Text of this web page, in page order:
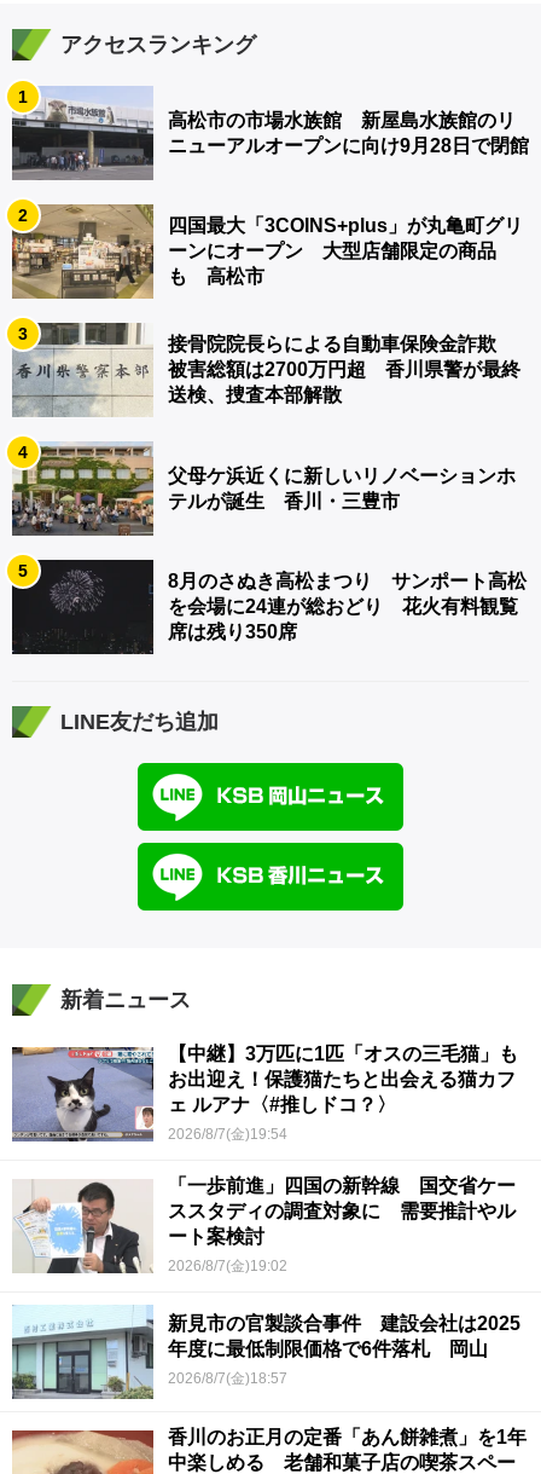
アクセスランキング
1
高松市の市場水族館 新屋島水族館のリ
ニューアルオープンに向け9月28日で閉館
2
四国最大「3COINS+plus」が丸亀町グリ
ーンにオープン 大型店舗限定の商品
も 高松市
3
接骨院院長らによる自動車保険金詐欺
被害総額は2700万円超 香川県警が最終
送検、捜査本部解散
4
父母ケ浜近くに新しいリノベーションホ
テルが誕生 香川・三豊市
5
8月のさぬき高松まつり サンポート高松
を会場に24連が総おどり 花火有料観覧
席は残り350席
LINE友だち追加
新着ニュース
【中継】3万匹に1匹「オスの三毛猫」も
お出迎え！保護猫たちと出会える猫カフ
ェ ルアナ〈#推しドコ？〉
2026/8/7(金)19:54
「一歩前進」四国の新幹線 国交省ケー
ススタディの調査対象に 需要推計やル
ート案検討
2026/8/7(金)19:02
新見市の官製談合事件 建設会社は2025
年度に最低制限価格で6件落札 岡山
2026/8/7(金)18:57
香川のお正月の定番「あん餅雑煮」を1年
中楽しめる 老舗和菓子店の喫茶スペー